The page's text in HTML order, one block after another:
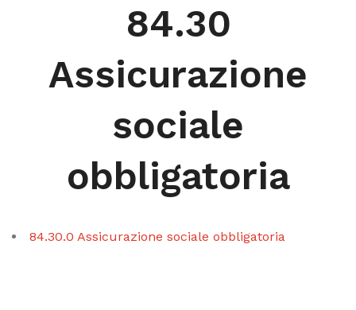
84.30
Assicurazione
sociale
obbligatoria
84.30.0 Assicurazione sociale obbligatoria